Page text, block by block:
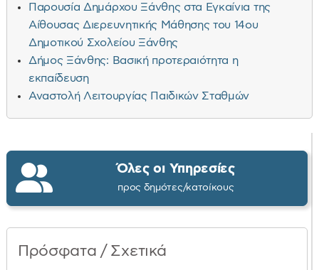
Παρουσία Δημάρχου Ξάνθης στα Εγκαίνια της
Αίθουσας Διερευνητικής Μάθησης του 14ου
Δημοτικού Σχολείου Ξάνθης
Δήμος Ξάνθης: Βασική προτεραιότητα η
εκπαίδευση
Αναστολή Λειτουργίας Παιδικών Σταθμών
Όλες οι Υπηρεσίες
προς δημότες/κατοίκους
Πρόσφατα / Σχετικά